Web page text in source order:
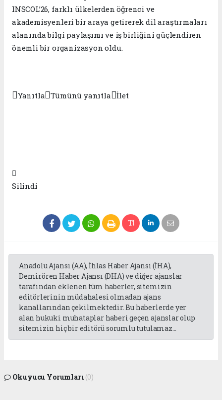
INSCOL’26, farklı ülkelerden öğrenci ve
akademisyenleri bir araya getirerek dil araştırmaları
alanında bilgi paylaşımı ve iş birliğini güçlendiren
önemli bir organizasyon oldu.
YanıtlaTümünü yanıtlaİlet

Silindi
Anadolu Ajansı (AA), İhlas Haber Ajansı (İHA),
Demirören Haber Ajansı (DHA) ve diğer ajanslar
tarafından eklenen tüm haberler, sitemizin
editörlerinin müdahalesi olmadan ajans
kanallarından çekilmektedir. Bu haberlerde yer
alan hukuki muhataplar haberi geçen ajanslar olup
sitemizin hiç bir editörü sorumlu tutulamaz...
Okuyucu Yorumları (0)